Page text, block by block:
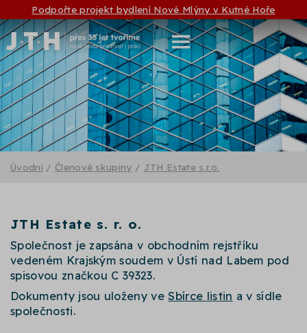
Podpořte projekt bydlení Nové Mlýny v Kutné Hoře
Úvodní / Členové skupiny / JTH Estate s.r.o.
JTH Estate s. r. o.
Společnost je zapsána v obchodním rejstříku
vedeném Krajským soudem v Ústí nad Labem pod
spisovou značkou C 39323.
Dokumenty jsou uloženy veSbírce listin a v sídle
společnosti.